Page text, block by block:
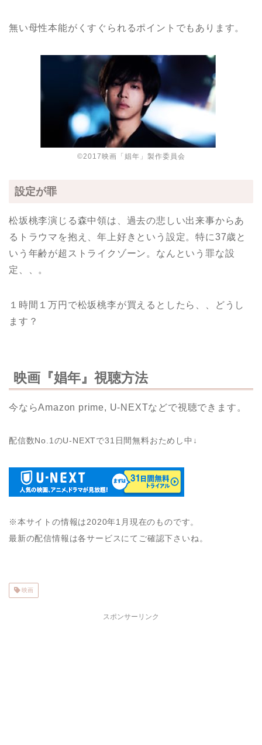
無い母性本能がくすぐられるポイントでもあります。
©2017映画「娼年」製作委員会
設定が罪
松坂桃李演じる森中領は、過去の悲しい出来事からあ
るトラウマを抱え、年上好きという設定。特に37歳と
いう年齢が超ストライクゾーン。なんという罪な設
定、、。
１時間１万円で松坂桃李が買えるとしたら、、どうし
ます？
映画『娼年』視聴方法
今ならAmazon prime, U-NEXTなどで視聴できます。
配信数No.1のU-NEXTで31日間無料おためし中↓
※本サイトの情報は2020年1月現在のものです。
最新の配信情報は各サービスにてご確認下さいね。
映画
スポンサーリンク